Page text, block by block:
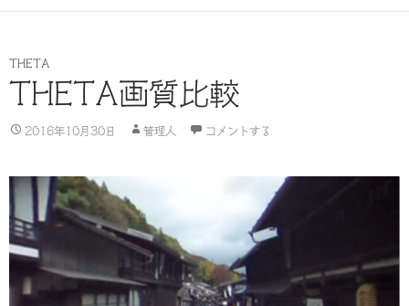
THETA
THETA画質比較
2016年10月30日 管理人 コメントする